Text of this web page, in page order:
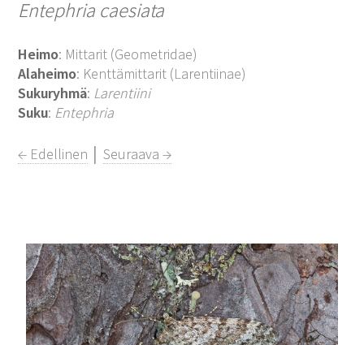
Entephria caesiata
Heimo: Mittarit (Geometridae)
Alaheimo: Kenttämittarit (Larentiinae)
Sukuryhmä: Larentiini
Suku: Entephria
← Edellinen │Seuraava →